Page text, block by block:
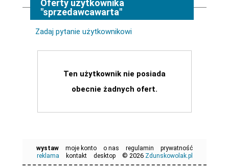
Oferty użytkownika
"sprzedawcawarta"
Zadaj pytanie użytkownikowi
Ten użytkownik nie posiada
obecnie żadnych ofert.
wystaw moje konto o nas regulamin
prywatność
reklama
kontakt desktop © 2026 Zdunskowolak.pl